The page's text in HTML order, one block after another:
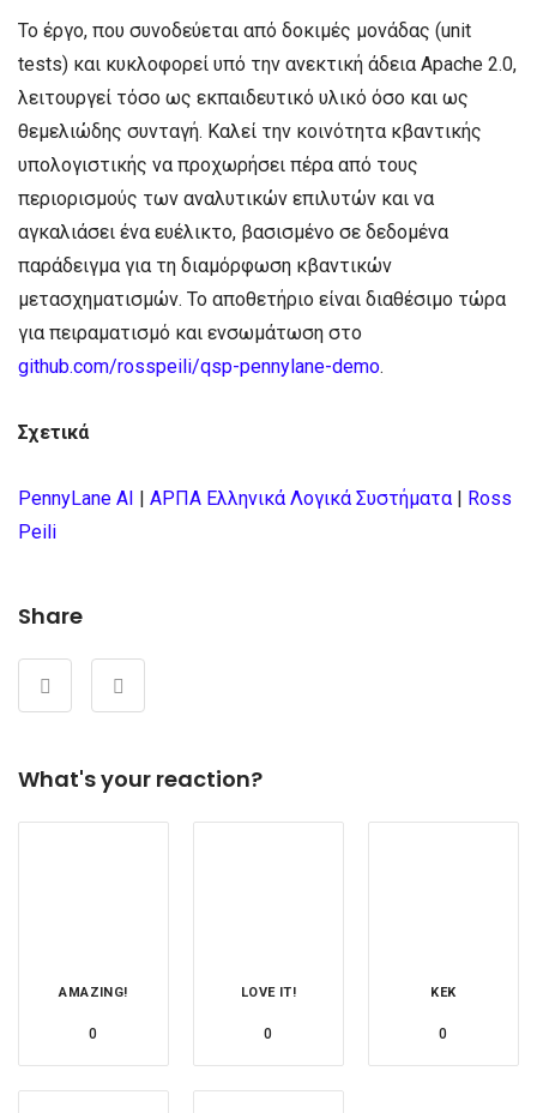
Το έργο, που συνοδεύεται από δοκιμές μονάδας (unit
tests) και κυκλοφορεί υπό την ανεκτική άδεια Apache 2.0,
λειτουργεί τόσο ως εκπαιδευτικό υλικό όσο και ως
θεμελιώδης συνταγή. Καλεί την κοινότητα κβαντικής
υπολογιστικής να προχωρήσει πέρα από τους
περιορισμούς των αναλυτικών επιλυτών και να
αγκαλιάσει ένα ευέλικτο, βασισμένο σε δεδομένα
παράδειγμα για τη διαμόρφωση κβαντικών
μετασχηματισμών. Το αποθετήριο είναι διαθέσιμο τώρα
για πειραματισμό και ενσωμάτωση στο
github.com/rosspeili/qsp-pennylane-demo.
Σχετικά
PennyLane AI | ΑΡΠΑ Ελληνικά Λογικά Συστήματα| Ross
Peili
Share
What's your reaction?
AMAZING!
0
LOVE IT!
0
KEK
0